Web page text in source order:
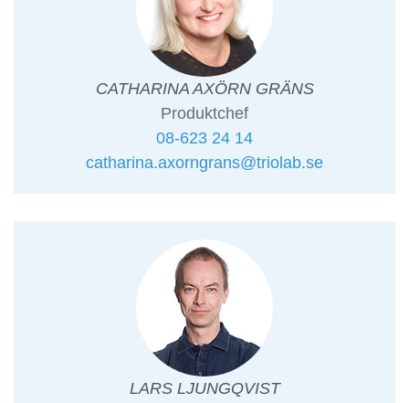
CATHARINA AXÖRN GRÄNS
Produktchef
08-623 24 14
catharina.axorngrans@triolab.se
LARS LJUNGQVIST